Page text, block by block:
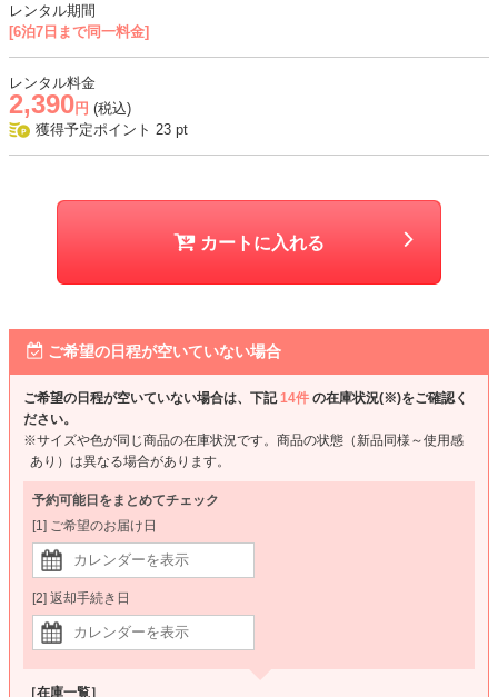
レンタル期間
[6泊7日まで同一料金]
レンタル料金
2,390 円 (税込)
獲得予定ポイント 23 pt
カートに入れる
ご希望の日程が空いていない場合
ご希望の日程が空いていない場合は、下記 14件 の在庫状況(※)をご確認く
ださい。
※サイズや色が同じ商品の在庫状況です。商品の状態（新品同様～使用感
あり）は異なる場合があります。
予約可能日をまとめてチェック
[1] ご希望のお届け日
[2] 返却手続き日
［在庫一覧］